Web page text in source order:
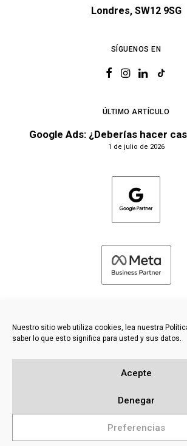
Nuestro sitio web utiliza cookies, lea nuestra
saber lo que esto significa para usted y sus datos.
Acepte
Denegar
Preferencias
Londres, SW12 9SG
SÍGUENOS EN
ÚLTIMO ARTÍCULO
Google Ads: ¿Deberías hacer
1 de julio de 2026
2026 FRESH PIES LTD - TODOS LOS
Base de conocimientos
Mapa del sitio